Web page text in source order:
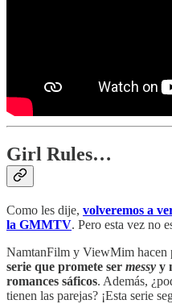
Girl Rules…
Como les dije, volveremos a
la GMMTV. Pero esta vez no
NamtanFilm y ViewMim hacen
serie que promete ser messy y
romances sáficos. Además,
tienen las parejas? ¡Esta serie